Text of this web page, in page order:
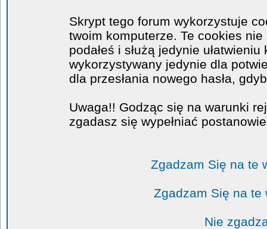
Skrypt tego forum wykorzystuje
twoim komputerze. Te cookies
podałeś i służą jedynie
wykorzystywany jedynie dla
dla przesłania nowego hasła,
Uwaga!! Godząc się na warunki
zgadasz się wypełniać
Zgadzam Się na te
Zgadzam Się na
Nie